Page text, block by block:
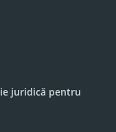
juridică pentru